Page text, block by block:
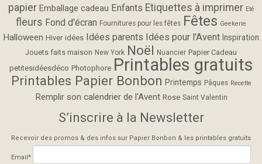
papier Emballage cadeau Enfants Etiquettes à imprimer Eté
fleurs Fond d'écran Fournitures pour les fêtes Fêtes Geekerie
Halloween Hiver idées Idées parents Idées pour l'Avent Inspiration
Jouets faits maison New York Noël Nuancier Papier Cadeau
petitesidéesdéco Photophore Printables gratuits
Printables Papier Bonbon Printemps Pâques Recette
Remplir son calendrier de l'Avent Rose Saint Valentin
S’inscrire à la Newsletter
Recevoir des promos & des infos sur Papier Bonbon & les printables gratuits
Email*